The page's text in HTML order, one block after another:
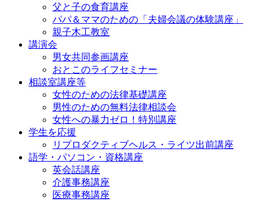
父と子の食育講座
パパ＆ママのための「夫婦会議の体験講座」
親子木工教室
講演会
男女共同参画講座
おとこのライフセミナー
相談室講座等
女性のための法律基礎講座
男性のための無料法律相談会
女性への暴力ゼロ！特別講座
学生を応援
リプロダクティブヘルス・ライツ出前講座
語学・パソコン・資格講座
英会話講座
介護事務講座
医療事務講座